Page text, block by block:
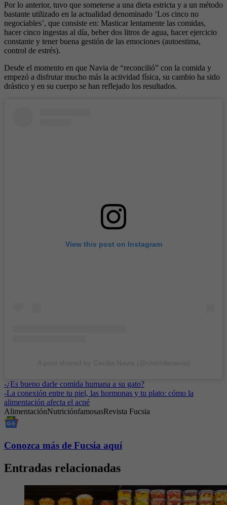
Por lo anterior, tuvo que someterse a una dieta estricta y a un método
bastante utilizado en la actualidad denominado ‘Los cinco no
negociables’, que consiste en: Masticar lentamente las comidas,
hacer cinco ingestas al día, beber dos litros de agua, hacer ejercicio
constante y tener buena gestión de las emociones (autoestima,
control de estrés).
Desde el momento en que Navia de “reconcilió” con la comida y
empezó a disfrutar mucho más la actividad física, su cambio ha sido
drástico y en su cuerpo se han reflejado los resultados.
View this post on Instagram
-¿Es bueno darle comida humana a su gato?
-La conexión entre tu piel, las hormonas y tu plato: cómo la
alimentación afecta el acné
AlimentaciónNutriciónfamosasRevista Fucsia
Conozca más de Fucsia aquí
Entradas relacionadas